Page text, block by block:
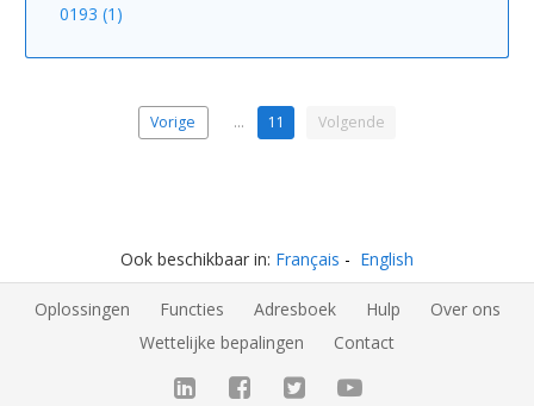
0193 (1)
Vorige … 11 Volgende
Ook beschikbaar in: Français English
Oplossingen Functies Adresboek Hulp
Over ons
Wettelijke bepalingen
Contact